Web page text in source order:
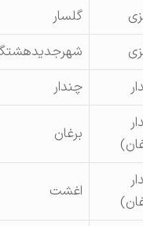
گلسار
شهرجدیدهشتگرد
چندار
برغان
اغشت